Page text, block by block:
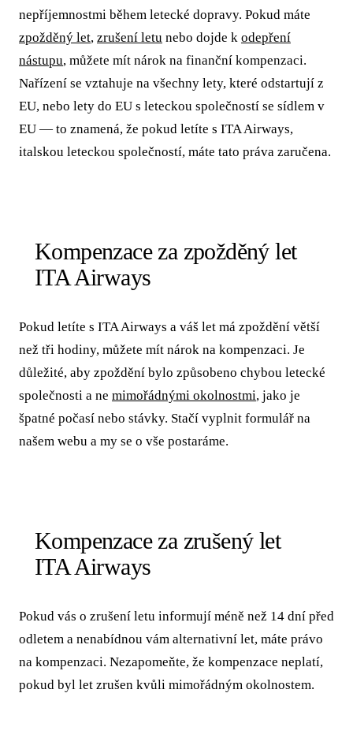
nepříjemnostmi během letecké dopravy. Pokud máte
zpožděný let, zrušení letu nebo dojde k odepření
nástupu, můžete mít nárok na finanční kompenzaci.
Nařízení se vztahuje na všechny lety, které odstartují z
EU, nebo lety do EU s leteckou společností se sídlem v
EU — to znamená, že pokud letíte s ITA Airways,
italskou leteckou společností, máte tato práva zaručena.
Kompenzace za zpožděný let
ITA Airways
Pokud letíte s ITA Airways a váš let má zpoždění větší
než tři hodiny, můžete mít nárok na kompenzaci. Je
důležité, aby zpoždění bylo způsobeno chybou letecké
společnosti a ne mimořádnými okolnostmi, jako je
špatné počasí nebo stávky. Stačí vyplnit formulář na
našem webu a my se o vše postaráme.
Kompenzace za zrušený let
ITA Airways
Pokud vás o zrušení letu informují méně než 14 dní před
odletem a nenabídnou vám alternativní let, máte právo
na kompenzaci. Nezapomeňte, že kompenzace neplatí,
pokud byl let zrušen kvůli mimořádným okolnostem.